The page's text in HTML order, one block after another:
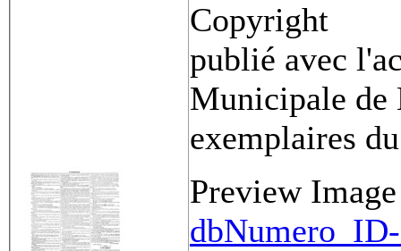
Copyright
publié avec
Municipale de
exemplaires
Preview Image